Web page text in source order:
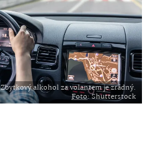
Zbytkový alkohol za volantem je zrádný.
Foto: Shutterstock